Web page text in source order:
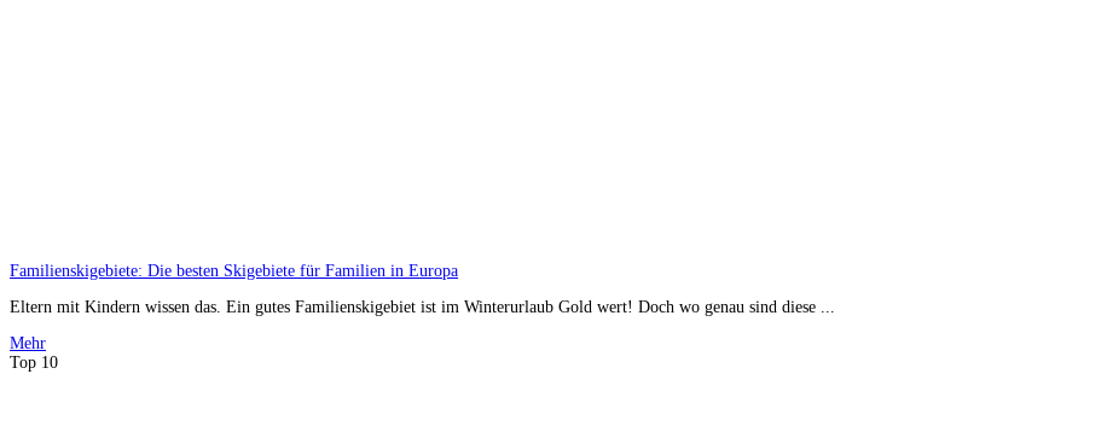
Familienskigebiete: Die besten Skigebiete für Familien in Europa
Eltern mit Kindern wissen das. Ein gutes Familienskigebiet ist im Winterurlaub Gold wert! Doch wo genau sind diese ...
Mehr
Top 10